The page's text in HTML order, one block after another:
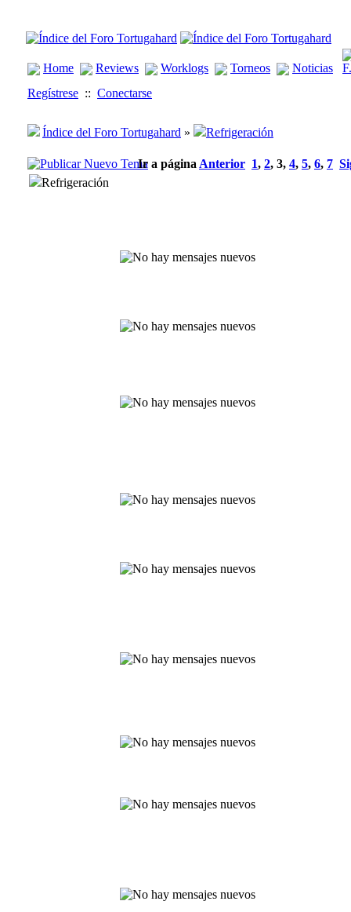
Home Reviews Worklogs Torneos
Noticias
Regístrese :: Conectarse
Índice del Foro Tortugahard » Refrigeración
Ir a página Anterior 1, 2, 3, 4, 5, 6, 7
Refrigeración